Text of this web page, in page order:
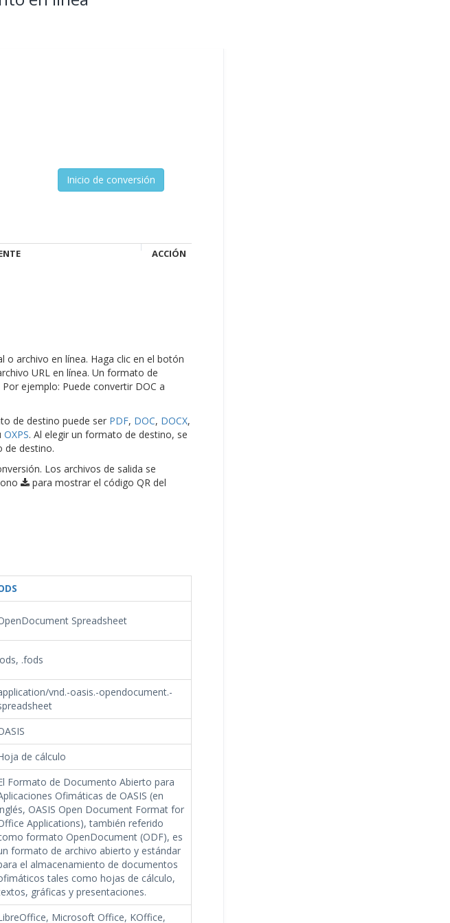
ACCIÓN
o archivo en línea. Haga clic en el botón
URL en línea. Un formato de
ejemplo: Puede convertir DOC a
de destino puede ser PDF, DOC, DOCX,
OXPS. Al elegir un formato de destino, se
de destino.
Los archivos de salida se
para mostrar el código QR del
Spreadsheet
.fods
vnd.-oasis.-opendocument.-
de cálculo
Formato de Documento Abierto para
Ofimáticas de OASIS (en
OASIS Open Document Format for
Applications), también referido
formato OpenDocument (ODF), es
formato de archivo abierto y estándar
el almacenamiento de documentos
tales como hojas de cálculo,
gráficas y presentaciones.
Microsoft Office, KOffice,